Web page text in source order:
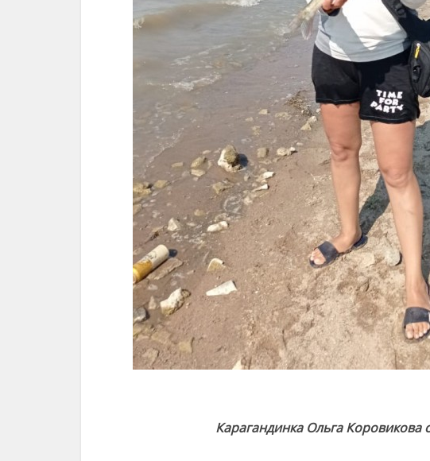
Карагандинка Ольга